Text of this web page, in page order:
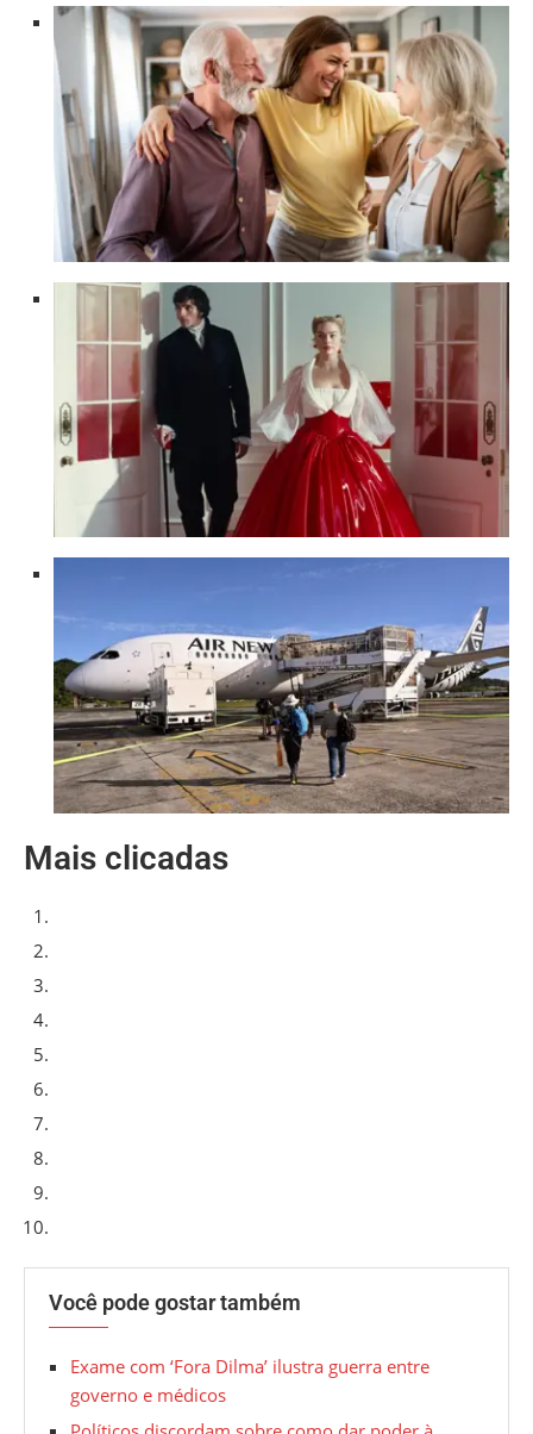
Mais clicadas
Você pode gostar também
Exame com ‘Fora Dilma’ ilustra guerra entre
governo e médicos